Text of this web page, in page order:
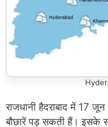
राजधानी हैदराबाद में 17
बौछारें पड़ सकती हैं। इसके